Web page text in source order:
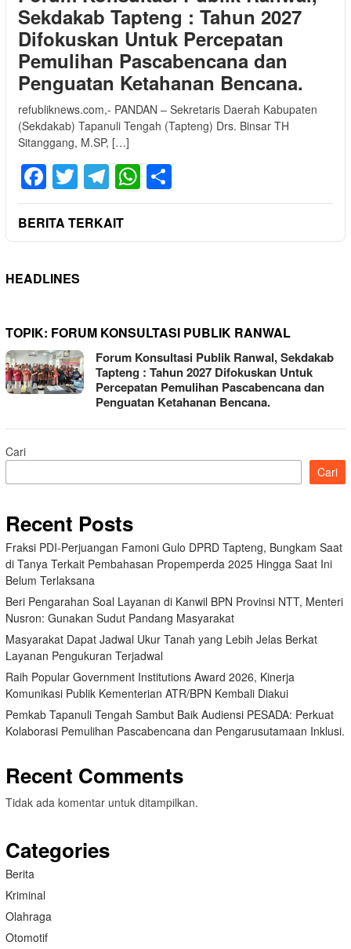
Sekdakab Tapteng : Tahun 2027
Difokuskan Untuk Percepatan
Pemulihan Pascabencana dan
Penguatan Ketahanan Bencana.
refubliknews.com,- PANDAN – Sekretaris Daerah Kabupaten
(Sekdakab) Tapanuli Tengah (Tapteng) Drs. Binsar TH
Sitanggang, M.SP, […]
Facebook
Twitter
Telegram
WhatsApp
BERITA TERKAIT
HEADLINES
TOPIK: FORUM KONSULTASI PUBLIK RANWAL
Forum Konsultasi Publik Ranwal, Sekdakab
Tapteng : Tahun 2027 Difokuskan Untuk
Percepatan Pemulihan Pascabencana dan
Penguatan Ketahanan Bencana.
Cari
Cari
Recent Posts
Fraksi PDI-Perjuangan Famoni Gulo DPRD Tapteng, Bungkam Saat
di Tanya Terkait Pembahasan Propemperda 2025 Hingga Saat Ini
Belum Terlaksana
Beri Pengarahan Soal Layanan di Kanwil BPN Provinsi NTT, Menteri
Nusron: Gunakan Sudut Pandang Masyarakat
Masyarakat Dapat Jadwal Ukur Tanah yang Lebih Jelas Berkat
Layanan Pengukuran Terjadwal
Raih Popular Government Institutions Award 2026, Kinerja
Komunikasi Publik Kementerian ATR/BPN Kembali Diakui
Pemkab Tapanuli Tengah Sambut Baik Audiensi PESADA: Perkuat
Kolaborasi Pemulihan Pascabencana dan Pengarusutamaan Inklusi.
Recent Comments
Tidak ada komentar untuk ditampilkan.
Categories
Berita
Kriminal
Olahraga
Otomotif